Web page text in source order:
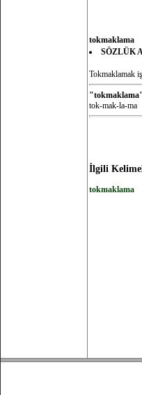
tokmaklama
SÖZLÜK
Tokmaklamak
tok-mak-la-ma
İlgili
tokmaklama